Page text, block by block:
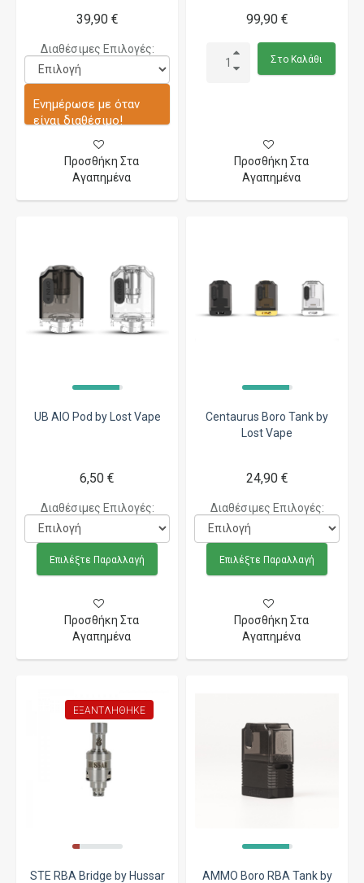
39,90 €
Διαθέσιμες Επιλογές:
Ενημέρωσε με όταν
είναι διαθέσιμο!
Προσθήκη Στα
Αγαπημένα
99,90 €
Στο Καλάθι
Προσθήκη Στα
Αγαπημένα
UB AIO Pod by Lost Vape
6,50 €
Διαθέσιμες Επιλογές:
Επιλέξτε Παραλλαγή
Προσθήκη Στα
Αγαπημένα
Centaurus Boro Tank by
Lost Vape
24,90 €
Διαθέσιμες Επιλογές:
Επιλέξτε Παραλλαγή
Προσθήκη Στα
Αγαπημένα
ΕΞΑΝΤΛΉΘΗΚΕ
STE RBA Bridge by Hussar
AMMO Boro RBA Tank by